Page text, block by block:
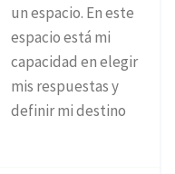
un espacio. En este
espacio está mi
capacidad en elegir
mis respuestas y
definir mi destino